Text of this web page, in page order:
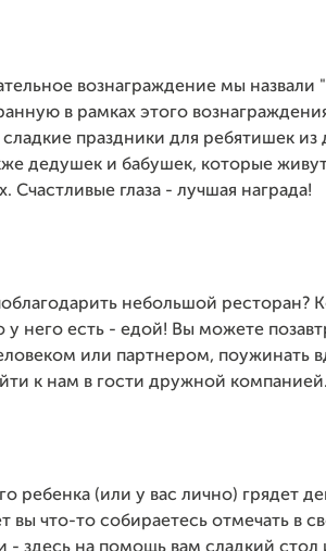
вознаграждение мы назвали
в рамках этого
праздники для ребятишек из
дедушек и бабушек, которые
Счастливые глаза - лучшая награда!
небольшой ресторан?
у него есть - едой! Вы можете
или партнером, поужинать
к нам в гости дружной
ребенка (или у вас лично) грядет
вы что-то собираетесь отмечать в